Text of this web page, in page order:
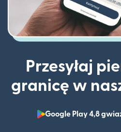
Przesyłaj
granicę w
Google Play 4,8